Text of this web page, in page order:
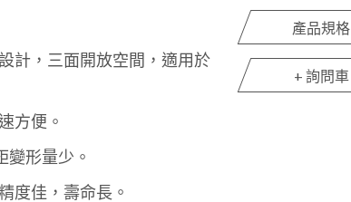
計，三面開放空間，適用於
方便。
變形量少。
度佳，壽命長。
產品規格
+ 詢問車